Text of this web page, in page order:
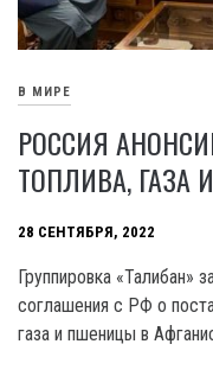
В МИРЕ
РОССИЯ
ТОПЛИВА,
28 СЕНТЯБРЯ, 2022
Группировка «Талибан»
соглашения с РФ о
газа и пшеницы в